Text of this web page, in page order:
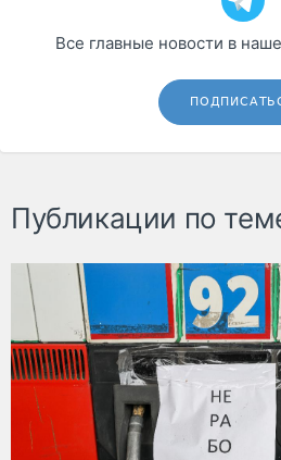
Все главные новости в
Публикации по